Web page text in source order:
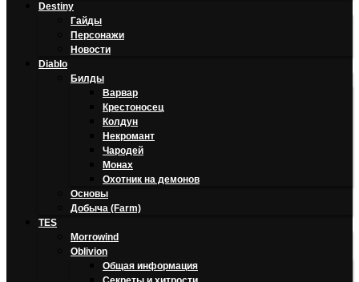
Destiny
Гайды
Персонажи
Новости
Diablo
Билды
Варвар
Крестоносец
Колдун
Некромант
Чародей
Монах
Охотник на демонов
Основы
Добыча (Farm)
TES
Morrowind
Oblivion
Общая информация